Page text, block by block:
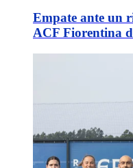
Empate ante un
ACF Fiorentina